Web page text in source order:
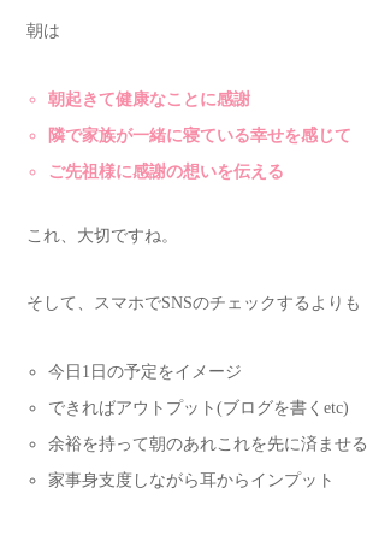
朝は
朝起きて健康なことに感謝
隣で家族が一緒に寝ている幸せを感じて
ご先祖様に感謝の想いを伝える
これ、大切ですね。
そして、スマホでSNSのチェックするよりも
今日1日の予定をイメージ
できればアウトプット(ブログを書くetc)
余裕を持って朝のあれこれを先に済ませる
家事身支度しながら耳からインプット